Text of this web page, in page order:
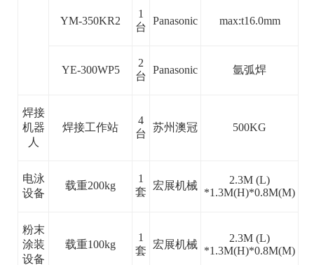
YM-350KR2
1
台
Panasonic max:t16.0mm
YE-300WP5
2
台
Panasonic 氩弧焊
焊接
机器
人
焊接工作站
4
台
苏州澳冠 500KG
电泳
设备
载重200kg
1
套
宏展机械
2.3M (L)
*1.3M(H)*0.8M(M)
粉末
涂装
设备
载重100kg
1
套
宏展机械
2.3M (L)
*1.3M(H)*0.8M(M)